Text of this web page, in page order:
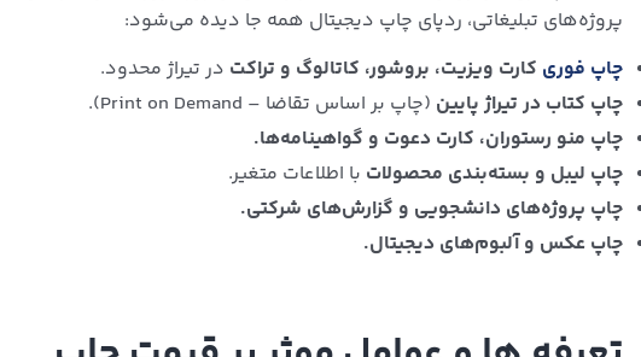
پروژه‌های تبلیغاتی، ردپای چاپ دیجیتال همه جا دیده می‌شود:
چاپ فوری کارت ویزیت، بروشور، کاتالوگ و تراکت در تیراژ محدود.
چاپ کتاب در تیراژ پایین (چاپ بر اساس تقاضا – Print on Demand).
چاپ منو رستوران، کارت دعوت و گواهینامه‌ها.
چاپ لیبل و بسته‌بندی محصولات با اطلاعات متغیر.
چاپ پروژه‌های دانشجویی و گزارش‌های شرکتی.
چاپ عکس و آلبوم‌های دیجیتال.